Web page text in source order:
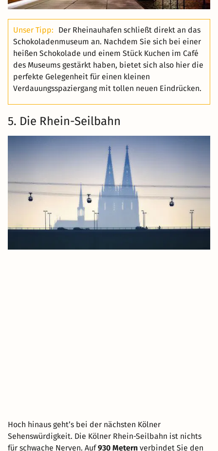
Unser Tipp:
Der Rheinauhafen schließt direkt an das
Schokoladenmuseum an. Nachdem Sie sich bei einer
heißen Schokolade und einem Stück Kuchen im Café
des Museums gestärkt haben, bietet sich also hier die
perfekte Gelegenheit für einen kleinen
Verdauungsspaziergang mit tollen neuen Eindrücken.
5. Die Rhein-Seilbahn
Hoch hinaus geht’s bei der nächsten Kölner
Sehenswürdigkeit. Die Kölner Rhein-Seilbahn ist nichts
für schwache Nerven. Auf930 Metern verbindet Sie den